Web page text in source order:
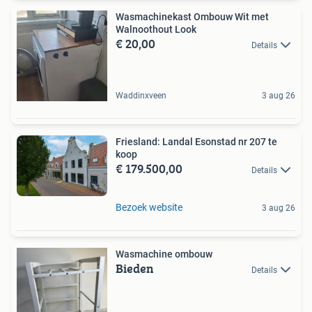
Wasmachinekast Ombouw Wit met
Walnoothout Look
€ 20,00 Details
Waddinxveen 3 aug 26
Friesland: Landal Esonstad nr 207 te
koop
€ 179.500,00 Details
Bezoek website 3 aug 26
Wasmachine ombouw
Bieden Details